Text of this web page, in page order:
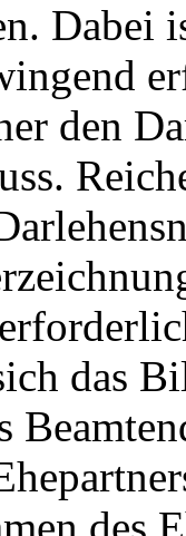
Dabei
den
das